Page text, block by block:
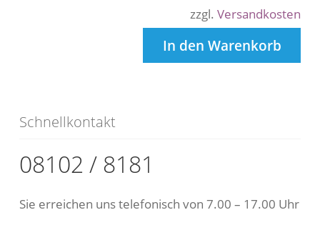
zzgl. Versandkosten
In den Warenkorb
Schnellkontakt
08102 / 8181
Sie erreichen uns telefonisch von 7.00 – 17.00 Uhr